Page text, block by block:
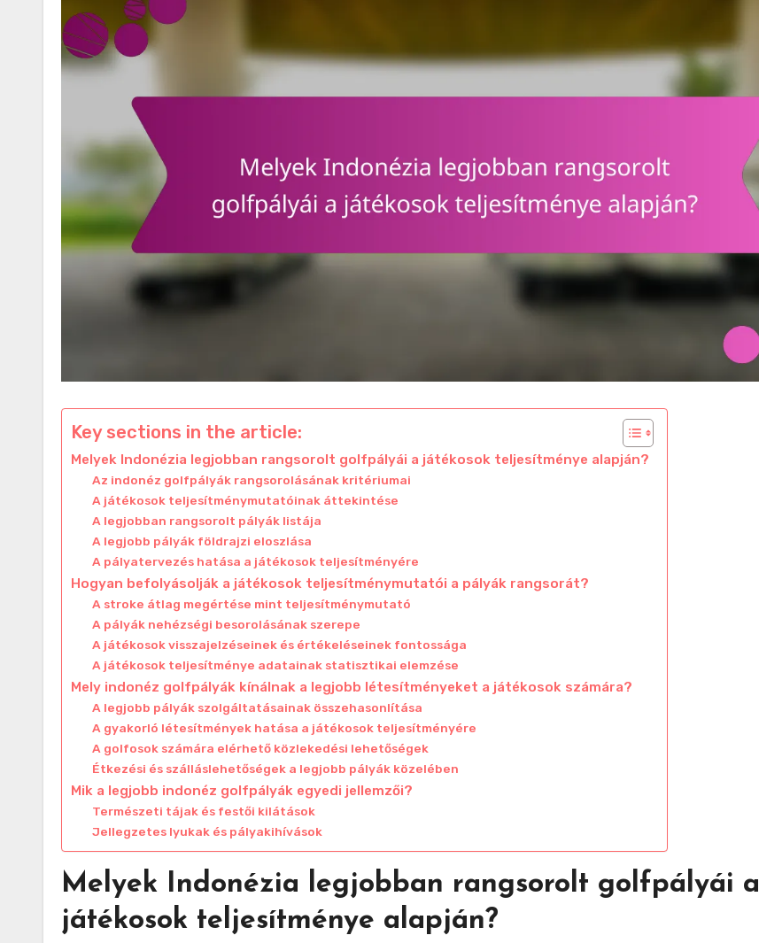
Key sections in the article:
Melyek Indonézia legjobban rangsorolt golfpályái a játékosok teljesítménye alapján?
Az indonéz golfpályák rangsorolásának kritériumai
A játékosok teljesítménymutatóinak áttekintése
A legjobban rangsorolt pályák listája
A legjobb pályák földrajzi eloszlása
A pályatervezés hatása a játékosok teljesítményére
Hogyan befolyásolják a játékosok teljesítménymutatói a pályák rangsorát?
A stroke átlag megértése mint teljesítménymutató
A pályák nehézségi besorolásának szerepe
A játékosok visszajelzéseinek és értékeléseinek fontossága
A játékosok teljesítménye adatainak statisztikai elemzése
Mely indonéz golfpályák kínálnak a legjobb létesítményeket a játékosok számára?
A legjobb pályák szolgáltatásainak összehasonlítása
A gyakorló létesítmények hatása a játékosok teljesítményére
A golfosok számára elérhető közlekedési lehetőségek
Étkezési és szálláslehetőségek a legjobb pályák közelében
Mik a legjobb indonéz golfpályák egyedi jellemzői?
Természeti tájak és festői kilátások
Jellegzetes lyukak és pályakihívások
Melyek Indonézia legjobban rangsorolt golfpályái a
játékosok teljesítménye alapján?